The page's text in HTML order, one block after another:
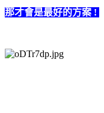
那才會是最好的方案 !